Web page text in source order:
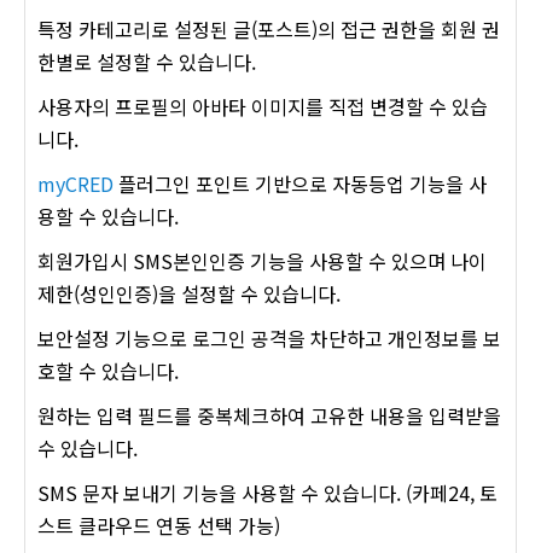
특정 카테고리로 설정된 글(포스트)의 접근 권한을 회원 권
한별로 설정할 수 있습니다.
사용자의 프로필의 아바타 이미지를 직접 변경할 수 있습
니다.
myCRED 플러그인 포인트 기반으로 자동등업 기능을 사
용할 수 있습니다.
회원가입시 SMS본인인증 기능을 사용할 수 있으며 나이
제한(성인인증)을 설정할 수 있습니다.
보안설정 기능으로 로그인 공격을 차단하고 개인정보를 보
호할 수 있습니다.
원하는 입력 필드를 중복체크하여 고유한 내용을 입력받을
수 있습니다.
SMS 문자 보내기 기능을 사용할 수 있습니다. (카페24, 토
스트 클라우드 연동 선택 가능)